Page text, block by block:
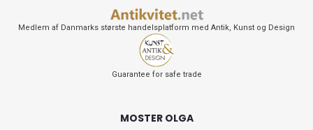
Medlem af Danmarks største handelsplatform med Antik, Kunst og Design
Guarantee for safe trade
MOSTER OLGA